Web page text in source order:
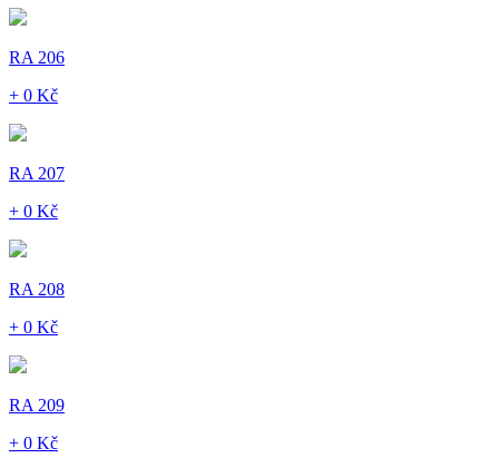
RA 206
+ 0 Kč
RA 207
+ 0 Kč
RA 208
+ 0 Kč
RA 209
+ 0 Kč